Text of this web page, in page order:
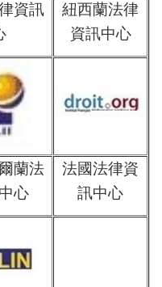
資訊
紐西蘭法律
資訊中心
蘭法
心
法國法律資
訊中心